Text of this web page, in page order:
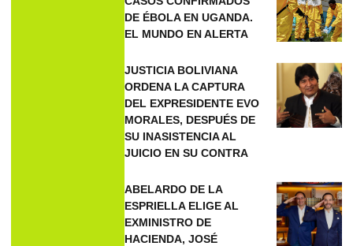
DE ÉBOLA EN UGANDA.
EL MUNDO EN ALERTA
JUSTICIA BOLIVIANA
ORDENA LA CAPTURA
DEL EXPRESIDENTE EVO
MORALES, DESPUÉS DE
SU INASISTENCIA AL
JUICIO EN SU CONTRA
ABELARDO DE LA
ESPRIELLA ELIGE AL
EXMINISTRO DE
HACIENDA, JOSÉ